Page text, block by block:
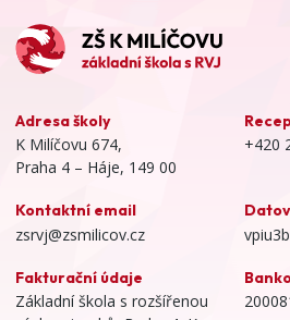
Adresa školy
K Milíčovu 674,
Praha 4 – Háje, 149 00
+420
Kontaktní email
zsrvj@zsmilicov.cz
Fakturační údaje
Základní škola s rozšířenou